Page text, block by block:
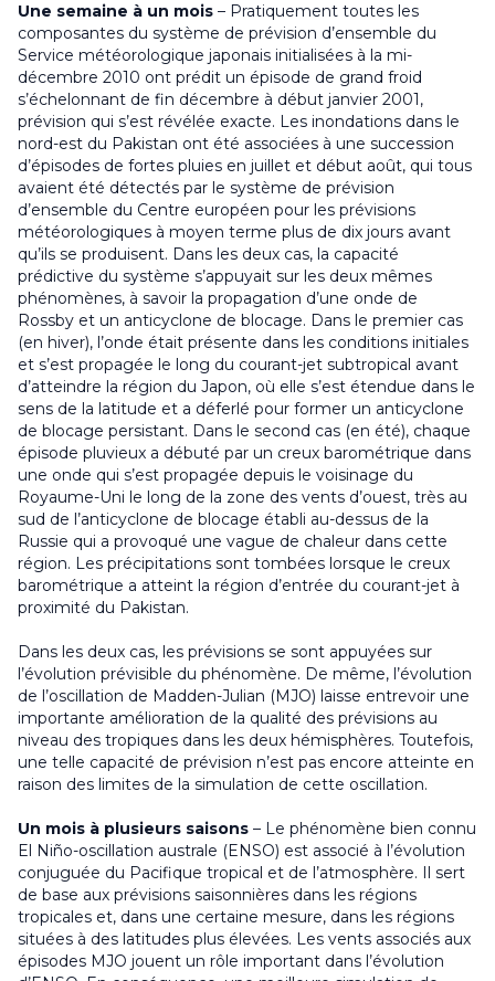
Une semaine à un mois – Pratiquement toutes les
composantes du système de prévision d’ensemble du
Service météorologique japonais initialisées à la mi-
décembre 2010 ont prédit un épisode de grand froid
s’échelonnant de fin décembre à début janvier 2001,
prévision qui s’est révélée exacte. Les inondations dans le
nord-est du Pakistan ont été associées à une succession
d’épisodes de fortes pluies en juillet et début août, qui tous
avaient été détectés par le système de prévision
d’ensemble du Centre européen pour les prévisions
météorologiques à moyen terme plus de dix jours avant
qu’ils se produisent. Dans les deux cas, la capacité
prédictive du système s’appuyait sur les deux mêmes
phénomènes, à savoir la propagation d’une onde de
Rossby et un anticyclone de blocage. Dans le premier cas
(en hiver), l’onde était présente dans les conditions initiales
et s’est propagée le long du courant-jet subtropical avant
d’atteindre la région du Japon, où elle s’est étendue dans le
sens de la latitude et a déferlé pour former un anticyclone
de blocage persistant. Dans le second cas (en été), chaque
épisode pluvieux a débuté par un creux barométrique dans
une onde qui s’est propagée depuis le voisinage du
Royaume-Uni le long de la zone des vents d’ouest, très au
sud de l’anticyclone de blocage établi au-dessus de la
Russie qui a provoqué une vague de chaleur dans cette
région. Les précipitations sont tombées lorsque le creux
barométrique a atteint la région d’entrée du courant-jet à
proximité du Pakistan.
Dans les deux cas, les prévisions se sont appuyées sur
l’évolution prévisible du phénomène. De même, l’évolution
de l’oscillation de Madden-Julian (MJO) laisse entrevoir une
importante amélioration de la qualité des prévisions au
niveau des tropiques dans les deux hémisphères. Toutefois,
une telle capacité de prévision n’est pas encore atteinte en
raison des limites de la simulation de cette oscillation.
Un mois à plusieurs saisons – Le phénomène bien connu
El Niño-oscillation australe (ENSO) est associé à l’évolution
conjuguée du Pacifique tropical et de l’atmosphère. Il sert
de base aux prévisions saisonnières dans les régions
tropicales et, dans une certaine mesure, dans les régions
situées à des latitudes plus élevées. Les vents associés aux
épisodes MJO jouent un rôle important dans l’évolution